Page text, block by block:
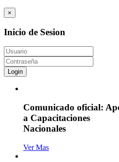
×
Inicio de Sesion
Login
Comunicado oficial:
a Capacitaciones
Nacionales
Ver Mas